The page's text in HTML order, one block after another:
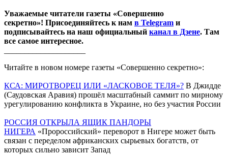
Уважаемые читатели газеты «Совершенно
секретно»! Присоединяйтесь к нам в Telegram и
подписывайтесь на наш официальный канал в Дзене. Там
все самое интересное.
Читайте в новом номере газеты «Совершенно секретно»:
КСА: МИРОТВОРЕЦ ИЛИ «ЛАСКОВОЕ ТЕЛЯ»? В Джидде
(Саудовская Аравия) прошёл масштабный саммит по мирному
урегулированию конфликта в Украине, но без участия России
РОССИЯ ОТКРЫЛА ЯЩИК ПАНДОРЫ
НИГЕРА «Пророссийский» переворот в Нигере может быть
связан с переделом африканских сырьевых богатств, от
которых сильно зависит Запад